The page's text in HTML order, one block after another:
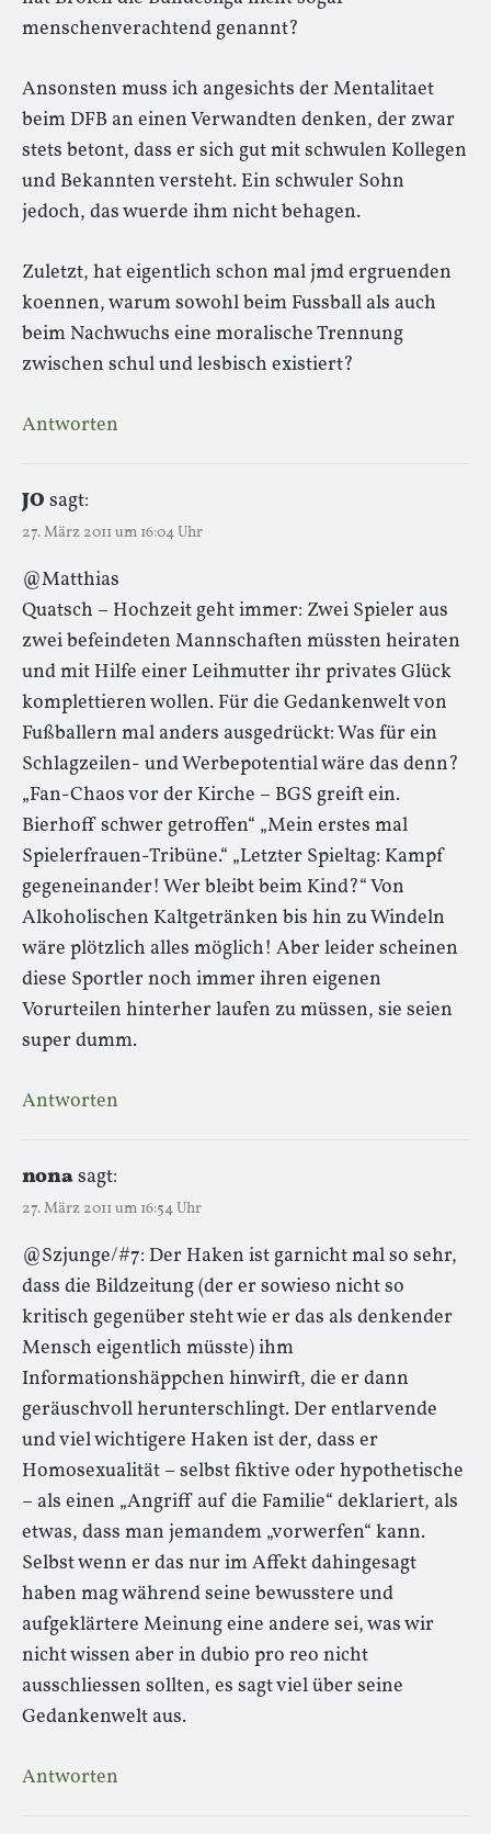
menschenverachtend genannt?
Ansonsten muss ich angesichts der Mentalitaet
beim DFB an einen Verwandten denken, der zwar
stets betont, dass er sich gut mit schwulen Kollegen
und Bekannten versteht. Ein schwuler Sohn
jedoch, das wuerde ihm nicht behagen.
Zuletzt, hat eigentlich schon mal jmd ergruenden
koennen, warum sowohl beim Fussball als auch
beim Nachwuchs eine moralische Trennung
zwischen schul und lesbisch existiert?
Antworten
JO sagt:
27. März 2011 um 16:04 Uhr
@Matthias
Quatsch – Hochzeit geht immer: Zwei Spieler aus
zwei befeindeten Mannschaften müssten heiraten
und mit Hilfe einer Leihmutter ihr privates Glück
komplettieren wollen. Für die Gedankenwelt von
Fußballern mal anders ausgedrückt: Was für ein
Schlagzeilen- und Werbepotential wäre das denn?
„Fan-Chaos vor der Kirche – BGS greift ein.
Bierhoff schwer getroffen“ „Mein erstes mal
Spielerfrauen-Tribüne.“ „Letzter Spieltag: Kampf
gegeneinander! Wer bleibt beim Kind?“ Von
Alkoholischen Kaltgetränken bis hin zu Windeln
wäre plötzlich alles möglich! Aber leider scheinen
diese Sportler noch immer ihren eigenen
Vorurteilen hinterher laufen zu müssen, sie seien
super dumm.
Antworten
nonasagt:
27. März 2011 um 16:54 Uhr
@Szjunge/#7: Der Haken ist garnicht mal so sehr,
dass die Bildzeitung (der er sowieso nicht so
kritisch gegenüber steht wie er das als denkender
Mensch eigentlich müsste) ihm
Informationshäppchen hinwirft, die er dann
geräuschvoll herunterschlingt. Der entlarvende
und viel wichtigere Haken ist der, dass er
Homosexualität – selbst fiktive oder hypothetische
– als einen „Angriff auf die Familie“ deklariert, als
etwas, dass man jemandem „vorwerfen“ kann.
Selbst wenn er das nur im Affekt dahingesagt
haben mag während seine bewusstere und
aufgeklärtere Meinung eine andere sei, was wir
nicht wissen aber in dubio pro reo nicht
ausschliessen sollten, es sagt viel über seine
Gedankenwelt aus.
Antworten